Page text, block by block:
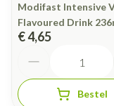
Modifast Intensive
Flavoured Drink
€ 4,65
Bestel